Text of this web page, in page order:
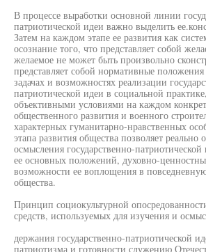
В процессе выработки основной линии
патриотической идеи важно выделить
Затем на каждом этапе ее развития как
осознание того, что представляет собой
желаемое не может быть произвольно
представляет собой нормативные
задачах и возможностях реализации
патриотической идеи в социальной
объективными условиями на каждом
общественного развития и военного
характерных гуманитарно-нравственных
этапа развития общества позволяет реально
осмысления государственно-патриотической
ее основных положений, духовно-
возможности ее воплощения в
общества.
Принцип социокультурной
средств, используемых для изучения и
держания государственно-патриотической
патриотизма и готовности служению